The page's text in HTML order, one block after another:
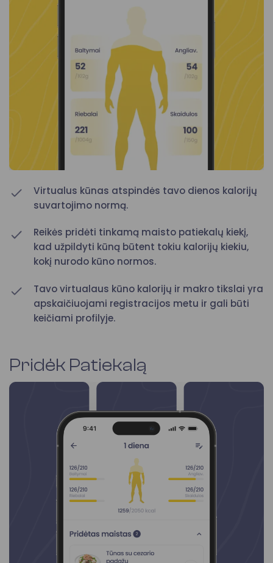
Virtualus kūnas atspindės tavo dienos kalorijų
suvartojimo normą.
Reikės pridėti tinkamą maisto patiekalų kiekį,
kad užpildyti kūną būtent tokiu kalorijų kiekiu,
kokį nurodo kūno normos.
Tavo virtualaus kūno kalorijų ir makro tikslai yra
apskaičiuojami registracijos metu ir gali būti
keičiami profilyje.
Pridėk Patiekalą